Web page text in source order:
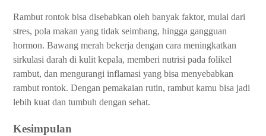
Rambut rontok bisa disebabkan oleh banyak faktor, mulai dari
stres, pola makan yang tidak seimbang, hingga gangguan
hormon. Bawang merah bekerja dengan cara meningkatkan
sirkulasi darah di kulit kepala, memberi nutrisi pada folikel
rambut, dan mengurangi inflamasi yang bisa menyebabkan
rambut rontok. Dengan pemakaian rutin, rambut kamu bisa jadi
lebih kuat dan tumbuh dengan sehat.
Kesimpulan